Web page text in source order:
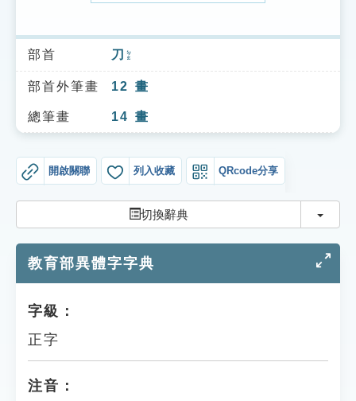
索引選單
知識索引
單字索引
貓頭鷹博士
部首 刀 ㄉㄠ
部首外筆畫 12 畫
總筆畫 14 畫
開啟關聯 列入收藏 QRcode分享
切換辭典 切換
教育部異體字字典
字級：
正字
注音：